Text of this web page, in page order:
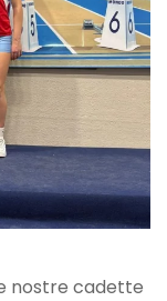
nostre cadette